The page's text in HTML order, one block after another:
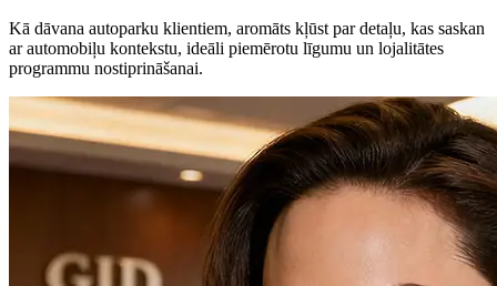
Kā dāvana autoparku klientiem, aromāts kļūst par detaļu, kas saskan
ar automobiļu kontekstu, ideāli piemērotu līgumu un lojalitātes
programmu nostiprināšanai.